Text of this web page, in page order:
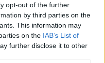
opt-out of the further
by third parties on the
This information may
on the IAB’s List of
further disclose it to other
via